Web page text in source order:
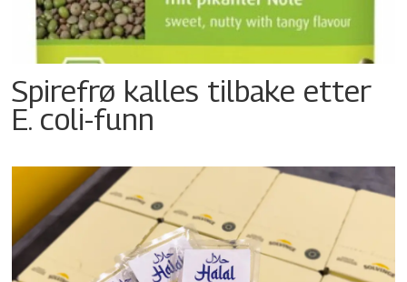
Spirefrø kalles tilbake etter
E. coli-funn